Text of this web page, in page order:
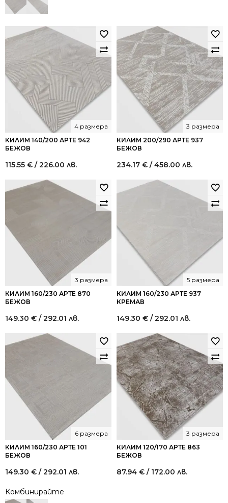
КИЛИМ 140/200 АРТЕ 942
БЕЖОВ
4 размера
115.55 € / 226.00 лв.
КИЛИМ 200/290 АРТЕ 937
БЕЖОВ
3 размера
234.17 € / 458.00 лв.
КИЛИМ 160/230 АРТЕ 870
БЕЖОВ
3 размера
149.30 € / 292.01 лв.
КИЛИМ 160/230 АРТЕ 937
КРЕМАВ
5 размера
149.30 € / 292.01 лв.
КИЛИМ 160/230 АРТЕ 101
БЕЖОВ
6 размера
149.30 € / 292.01 лв.
Комбинирайте
КИЛИМ 120/170 АРТЕ 863
БЕЖОВ
3 размера
87.94 € / 172.00 лв.